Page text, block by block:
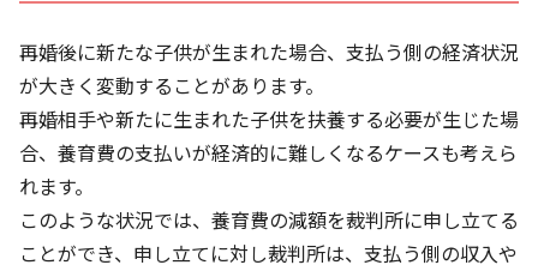
再婚後に新たな子供が生まれた場合、支払う側の経済状況
が大きく変動することがあります。
再婚相手や新たに生まれた子供を扶養する必要が生じた場
合、養育費の支払いが経済的に難しくなるケースも考えら
れます。
このような状況では、養育費の減額を裁判所に申し立てる
ことができ、申し立てに対し裁判所は、支払う側の収入や